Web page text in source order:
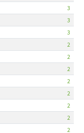
3
3
3
2
2
2
2
2
2
2
2